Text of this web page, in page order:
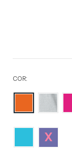
COR: